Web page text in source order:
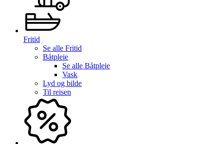
Fritid
Se alle Fritid
Båtpleie
Se alle Båtpleie
Vask
Lyd og bilde
Til reisen